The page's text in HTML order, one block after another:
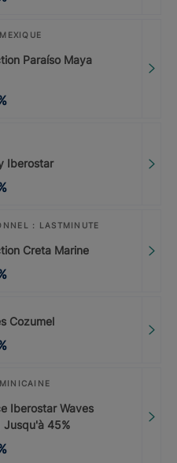
Paraíso Maya
Iberostar
: LASTMINUTE
Creta Marine
Cozumel
Iberostar Waves
Jusqu'à 45%